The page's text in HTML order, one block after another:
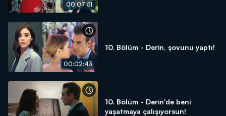
00:07:51
00:02:43
10. Bölüm - Derin, şovunu yaptı!
10. Bölüm - Derin'de beni
yaşatmaya çalışıyorsun!